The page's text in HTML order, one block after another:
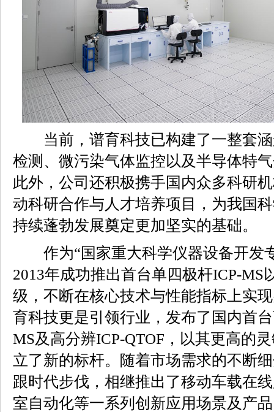
当前，谱育科技已构建了一整套涵
检测、微污染气体监控以及半导体特
此外，公司还积极携手国内众多科研
动科研合作与人才培养项目，为我国
持续蓬勃发展奠定更加坚实的基础。
作为“国家重大科学仪器设备开发
2013年成功推出首台单四极杆ICP-MS
级，不断在核心技术与性能指标上实
育科技更是引领行业，发布了国内首
MS及高分辨ICP-QTOF，以其更高的
立了新的标杆。随着市场需求的不断
跟时代步伐，相继推出了移动车载在
室自动化等一系列创新应用场景及产